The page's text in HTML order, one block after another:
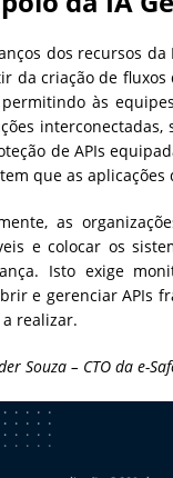
dos recursos
da criação de
às
de APIs
que as aplicações
as
e colocar os
Isto exige
e gerenciar APIs
realizar.
Souza – CTO da e-